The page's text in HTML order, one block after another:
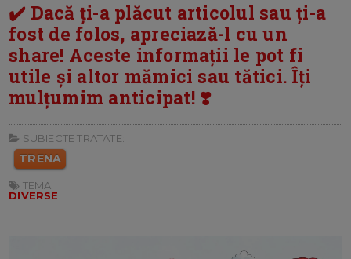
✔️ Dacă ți-a plăcut articolul sau ți-a
fost de folos, apreciază-l cu un
share! Aceste informații le pot fi
utile și altor mămici sau tătici. Îți
mulțumim anticipat! ❣️
SUBIECTE TRATATE:
TRENA
TEMA:
DIVERSE